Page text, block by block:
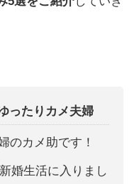
ったりカメ夫婦
のカメ助です！
婚生活に入りまし